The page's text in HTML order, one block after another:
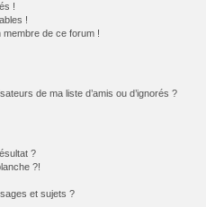
!
!
membre de ce forum !
de ma liste d’amis ou d’ignorés ?
?
?!
et sujets ?